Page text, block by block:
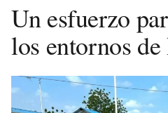
Un esfuerzo
los entornos